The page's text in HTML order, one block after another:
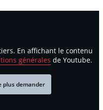
En affichant le contenu
générales de Youtube.
plus demander